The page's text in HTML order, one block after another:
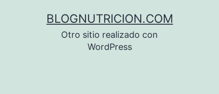
BLOGNUTRICION.COM
Otro sitio realizado con
WordPress